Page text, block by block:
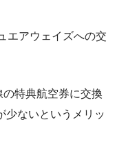
エアウェイズへの交
特典航空券に交換
少ないというメリッ